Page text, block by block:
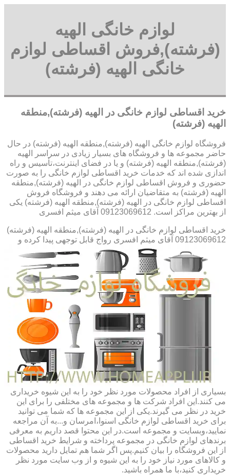
لوازم خانگی الهیه
(فرشته),فروش اقساطی لوازم
خانگی الهیه (فرشته)
خرید اقساطی لوازم خانگی در الهیه (فرشته),منطقه
الهیه (فرشته)
فروشگاه لوازم خانگی الهیه (فرشته),منطقه الهیه (فرشته) در حال
حاضر مجموعه ها و فروشگاه های بسیار زیادی در سراسر الهیه
(فرشته),منطقه الهیه (فرشته) و یا در فضای اینترنت،تأسیس و راه
اندازی شده اند که خدمات خرید اقساطی لوازم خانگی را به صورت
حضوری و فروش اقساطی لوازم خانگی در الهیه (فرشته),منطقه
الهیه (فرشته) به متقاضیان ارائه می دهند و فروشگاه فروش
اقساطی لوازم خانگی در الهیه (فرشته),منطقه الهیه (فرشته) یکی
از بهترین مراکز است. 09123069612 آقای میثم افسری
خرید اقساطی لوازم خانگی در الهیه (فرشته),منطقه الهیه (فرشته)
09123069612 آقای میثم افسری
رواج قابل توجهی پیدا کرده و
بسیاری از افراد محصولات مورد نظر خود را به این شیوه خریداری
می کنند.این افراد شرکت ها و مجموعه های مختلفی را برای این
خرید در نظر می گیرند.یکی از این مجموعه ها که شما می توانید
برای خرید اقساطی لوازم خانگی اسنوا،امرسان و...به آن مراجعه
نمایید،وبسایت و مجموعه است.در این محتوا قصد داریم به معرفی
برندهای لوازم خانگی در مجموعه پرداخته و شرایط خرید اقساطی
از این فروشگاه را بیان کنیم.پس اگر شما هم تمایل دارید محصولات
و کالاهای مورد نیاز خود را به این شیوه و از وب سایت مورد نظر
خریداری کنید،با ما همراه باشید.